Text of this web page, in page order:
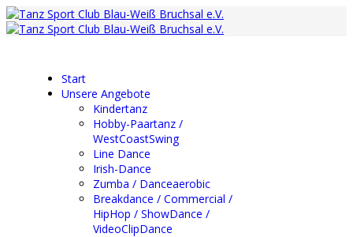
Start
Unsere Angebote
Kindertanz
Hobby-Paartanz /
WestCoastSwing
Line Dance
Irish-Dance
Zumba / Danceaerobic
Breakdance / Commercial /
HipHop / ShowDance /
VideoClipDance